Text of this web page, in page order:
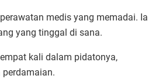
medis yang memadai. Ia
yang tinggal di sana.
kali dalam pidatonya,